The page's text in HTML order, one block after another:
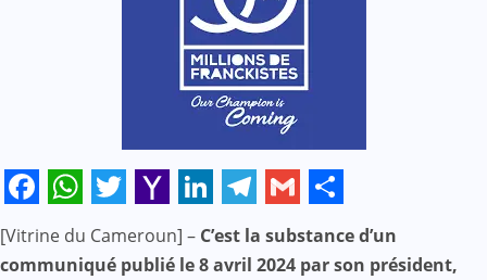
Facebook
WhatsApp
Twitter
Yahoo
Mail
LinkedIn
Telegram
GmailShare
[Vitrine du Cameroun] – C’est la substance d’un
communiqué publié le 8 avril 2024 par son président,